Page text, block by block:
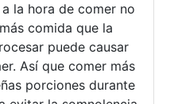
la hora de comer no
comida que la
puede causar
Así que comer más
porciones durante